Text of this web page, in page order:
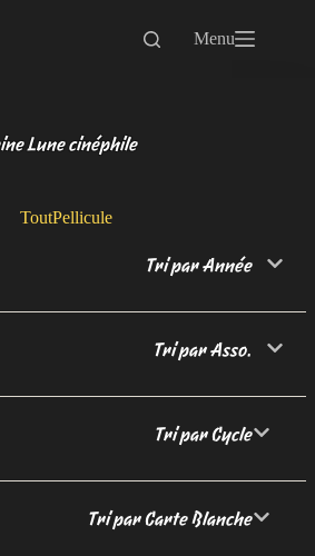
Menu
Lune cinéphile
ToutPellicule
Tri par Année
Tri par Asso.
Tri par Cycle
Tri par Carte Blanche